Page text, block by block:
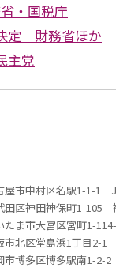
・国税庁
定 財務省ほか
主党
屋市中村区名駅1-1-1
田区神田神保町1-105
たま市大宮区宮町1-
市北区堂島浜1丁目2-1
市博多区博多駅南1-2-